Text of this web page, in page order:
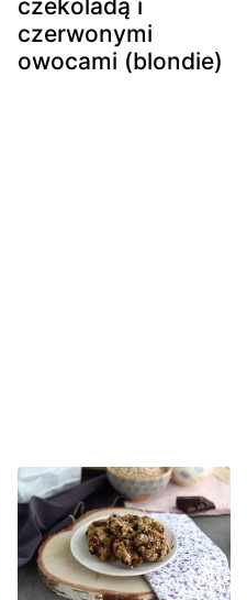
czekoladą i
czerwonymi
owocami (blondie)